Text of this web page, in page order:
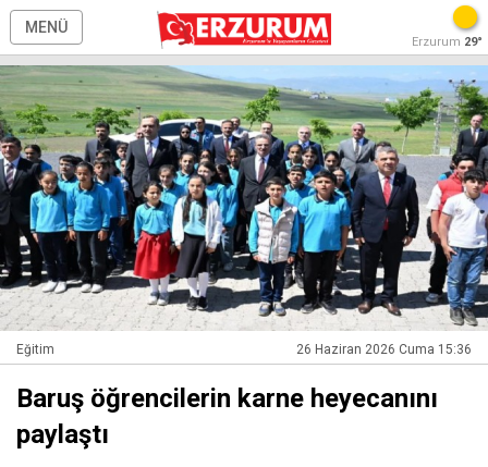
MENÜ
Erzurum 29°
Eğitim 26 Haziran 2026 Cuma 15:36
Baruş öğrencilerin karne heyecanını
paylaştı